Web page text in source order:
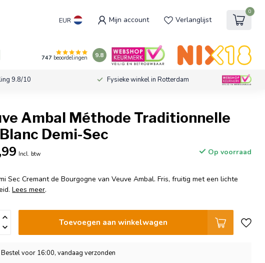
EUR Mijn account Verlanglijst
0
747 beoordelingen 9.8
9.8/10 Fysieke winkel in Rotterdam
Ambal Méthode Traditionnelle
Demi-Sec
Incl. btw Op voorraad
Sec Cremant de Bourgogne van Veuve Ambal. Fris, fruitig met een lichte
Lees meer.
Toevoegen aan winkelwagen
Bestel voor 16:00, vandaag verzonden